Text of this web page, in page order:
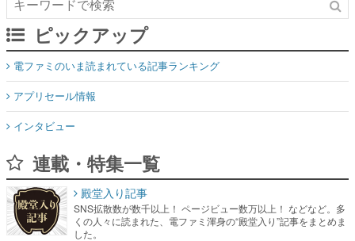
ピックアップ
電ファミのいま読まれている記事ランキング
アプリセール情報
インタビュー
連載・特集一覧
殿堂入り記事
SNS拡散数が数千以上！ ページビュー数万以上！ などなど。多
くの人々に読まれた、電ファミ渾身の“殿堂入り”記事をまとめま
した。